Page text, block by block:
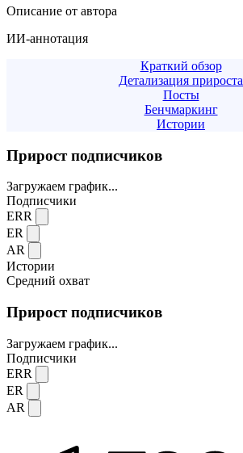
Описание от автора
ИИ-аннотация
Краткий обзор
Детализация прироста
Посты
Бенчмаркинг
Истории
Прирост подписчиков
Загружаем график...
Подписчики
ERR
ER
AR
Истории
Средний охват
Прирост подписчиков
Загружаем график...
Подписчики
ERR
ER
AR